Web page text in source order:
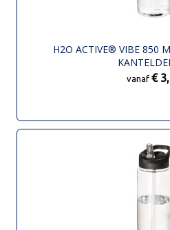
H2O ACTIVE® VIBE 850
vanaf €